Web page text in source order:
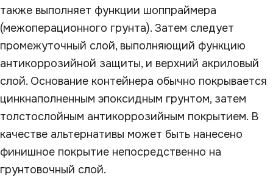
также выполняет функции шоппраймера
(межоперационного грунта). Затем следует
промежуточный слой, выполняющий функцию
антикоррозийной защиты, и верхний акриловый
слой. Основание контейнера обычно покрывается
цинкнаполненным эпоксидным грунтом, затем
толстослойным антикоррозийным покрытием. В
качестве альтернативы может быть нанесено
финишное покрытие непосредственно на
грунтовочный слой.